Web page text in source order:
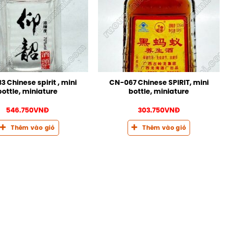
Chinese spirit , mini
miniature
546.750VNĐ
Thêm vào giỏ
CN-067 Chinese SPIRIT, mini
bottle, miniature
303.750VNĐ
Thêm vào giỏ